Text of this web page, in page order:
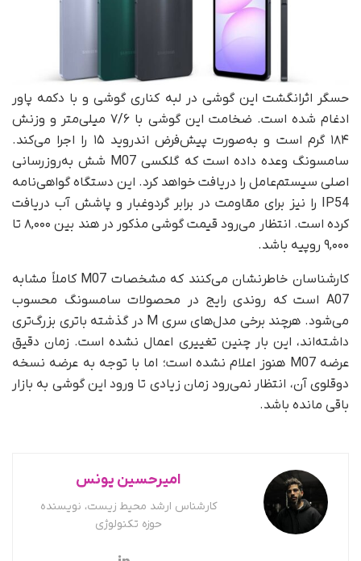
حسگر اثرانگشت این گوشی در لبه کناری گوشی و با دکمه پاور
ادغام شده است. ضخامت این گوشی با ۷/۶ میلی‌متر و وزنش
۱۸۴ گرم است و به‌صورت پیش‌فرض اندروید ۱۵ را اجرا می‌کند.
سامسونگ وعده داده است که گلکسی M07 شش به‌روزرسانی
اصلی سیستم‌عامل را دریافت خواهد کرد. این دستگاه گواهی‌نامه
IP54 را نیز برای مقاومت در برابر گرد‌و‌غبار و پاشش آب دریافت
کرده است. انتظار می‌رود قیمت گوشی مذکور در هند بین ۸,۰۰۰ تا
۹,۰۰۰ روپیه باشد.
کارشناسان خاطرنشان می‌کنند که مشخصات M07 کاملاً مشابه
A07 است که روندی رایج در محصولات سامسونگ محسوب
می‌شود. هرچند برخی مدل‌های سری M در گذشته باتری بزرگ‌تری
داشته‌اند، این بار چنین تغییری اعمال نشده است. زمان دقیق
عرضه M07 هنوز اعلام نشده است؛ اما با توجه به عرضه نسخه
دوقلوی آن، انتظار نمی‌رود زمان زیادی تا ورود این گوشی به بازار
باقی مانده باشد.
امیرحسین یونس
کارشناس ارشد محیط زیست، نویسنده
حوزه تکنولوژی